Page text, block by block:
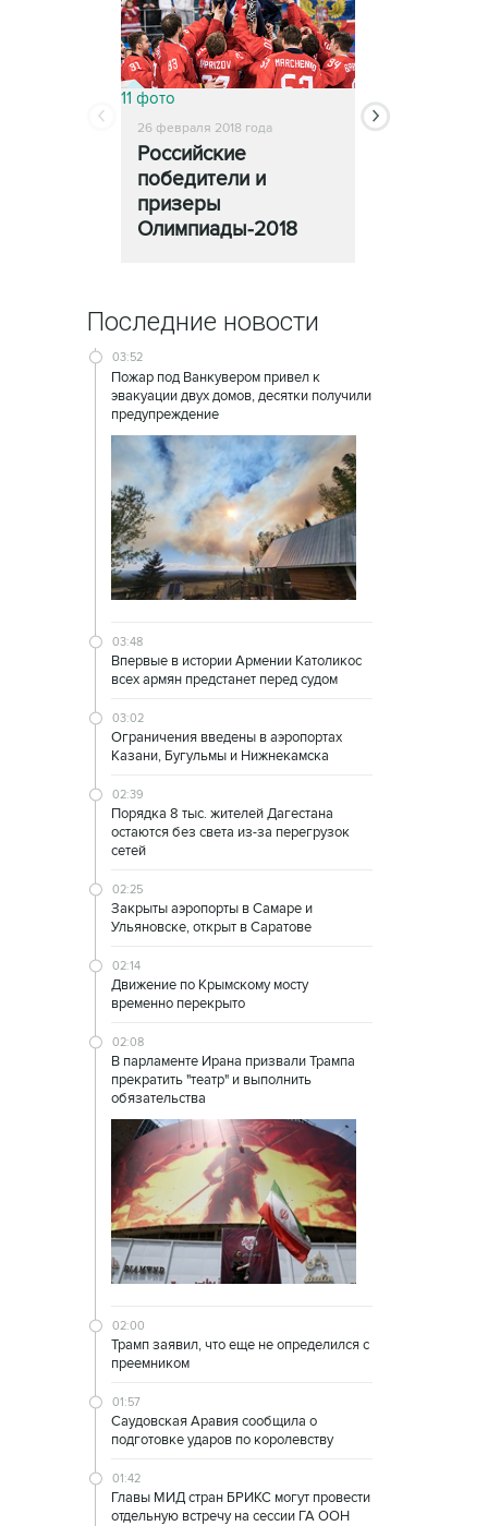
11 фото
26 февраля 2018 года
Российские
победители и
призеры
Олимпиады-2018
13 фото
25 февраля 2018
Последние новости
03:52
Пожар под Ванкувером привел к
эвакуации двух домов, десятки получили
предупреждение
03:48
Впервые в истории Армении Католикос
всех армян предстанет перед судом
03:02
Ограничения введены в аэропортах
Казани, Бугульмы и Нижнекамска
02:39
Порядка 8 тыс. жителей Дагестана
остаются без света из-за перегрузок
сетей
02:25
Закрыты аэропорты в Самаре и
Ульяновске, открыт в Саратове
02:14
Движение по Крымскому мосту
временно перекрыто
02:08
В парламенте Ирана призвали Трампа
прекратить "театр" и выполнить
обязательства
02:00
Трамп заявил, что еще не определился с
преемником
01:57
Саудовская Аравия сообщила о
подготовке ударов по королевству
01:42
Главы МИД стран БРИКС могут провести
отдельную встречу на сессии ГА ООН